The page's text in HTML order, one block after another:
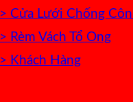
> Cửa Lưới Chống
> Rèm Vách Tổ Ong
> Khách Hàng